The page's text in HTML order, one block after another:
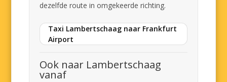
dezelfde route in omgekeerde richting.
Taxi Lambertschaag naar Frankfurt
Airport
Ook naar Lambertschaag
vanaf